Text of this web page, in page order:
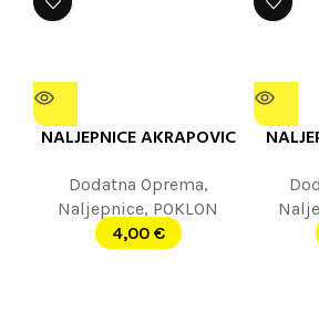
NALJEPNICE AKRAPOVIC
Dodatna Oprema,
Naljepnice, POKLON
4,00 €